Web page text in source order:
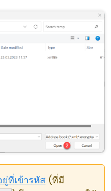
ที่เข้ารหัส (ที่มี